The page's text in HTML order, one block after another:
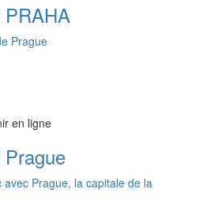
Prague
en ligne
Prague, la capitale de la